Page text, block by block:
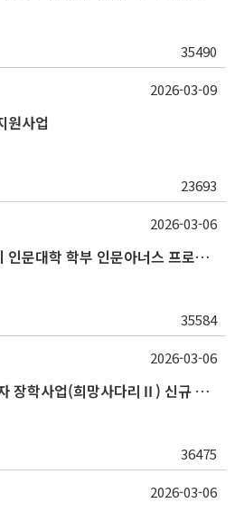
35490
원사업
23693
2026-03-09
★기한연장★2026-1학기 인문대학 학부 인문아너스 프로그램 시행 알림(~3/20
35584
2026-03-06
2026-1학기 고졸 후학습자 장학사업(희망사다리Ⅱ) 신규 장학생 선발 안내(~3/20 18:00)
36475
2026-03-06
2026-03-06